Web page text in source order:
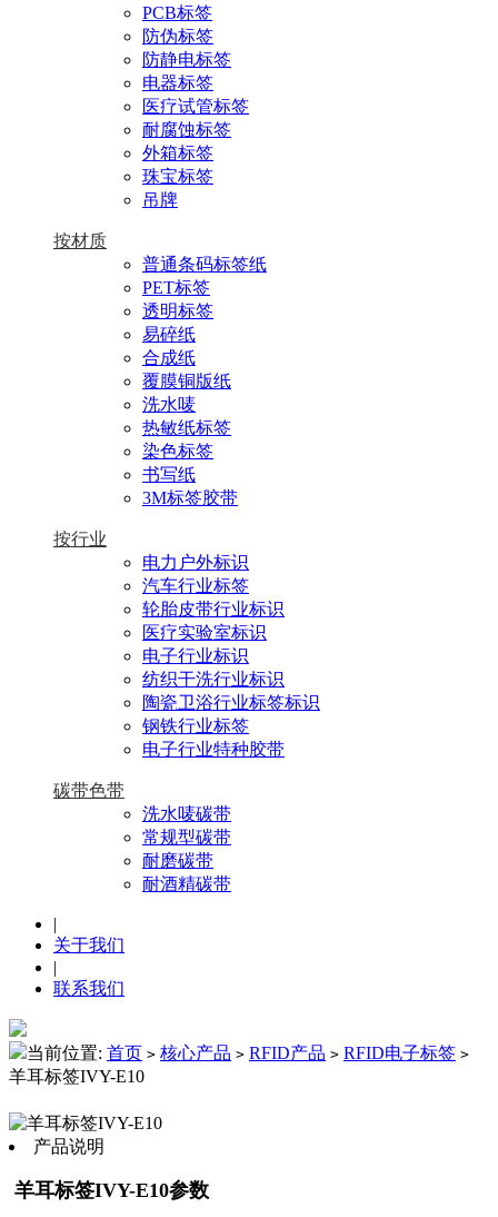
PCB标签
防伪标签
防静电标签
电器标签
医疗试管标签
耐腐蚀标签
外箱标签
珠宝标签
吊牌
按材质
普通条码标签纸
PET标签
透明标签
易碎纸
合成纸
覆膜铜版纸
洗水唛
热敏纸标签
染色标签
书写纸
3M标签胶带
按行业
电力户外标识
汽车行业标签
轮胎皮带行业标识
医疗实验室标识
电子行业标识
纺织干洗行业标识
陶瓷卫浴行业标签标识
钢铁行业标签
电子行业特种胶带
碳带色带
洗水唛碳带
常规型碳带
耐磨碳带
耐酒精碳带
|
关于我们
|
联系我们
当前位置: 首页 > 核心产品 > RFID产品 > RFID电子标签 >
羊耳标签IVY-E10
产品说明
羊耳标签IVY-E10参数